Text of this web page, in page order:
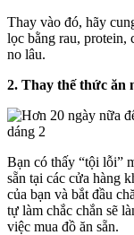
Thay vào đó, hãy
lọc bằng rau, protein,
no lâu.
2. Thay thế thức ăn
Bạn có thấy “tội lỗi”
sẵn tại các cửa hàng
của bạn và bắt đầu
tự làm chắc chắn sẽ
việc mua đồ ăn sẵn.